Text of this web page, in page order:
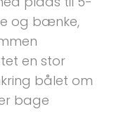
og bænke,
en stor
bålet om
bage